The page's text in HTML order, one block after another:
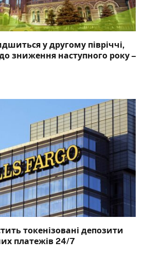
у другому півріччі,
зниження наступного року –
токенізовані депозити
платежів 24/7